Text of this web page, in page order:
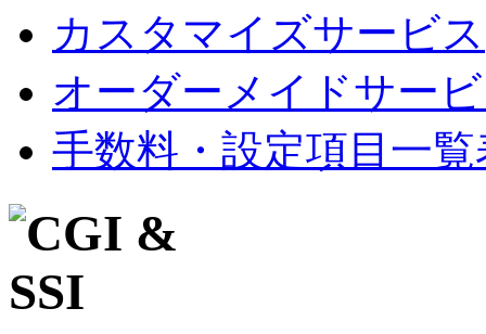
カスタマイズサービス
オーダーメイドサー
手数料・設定項目一覧